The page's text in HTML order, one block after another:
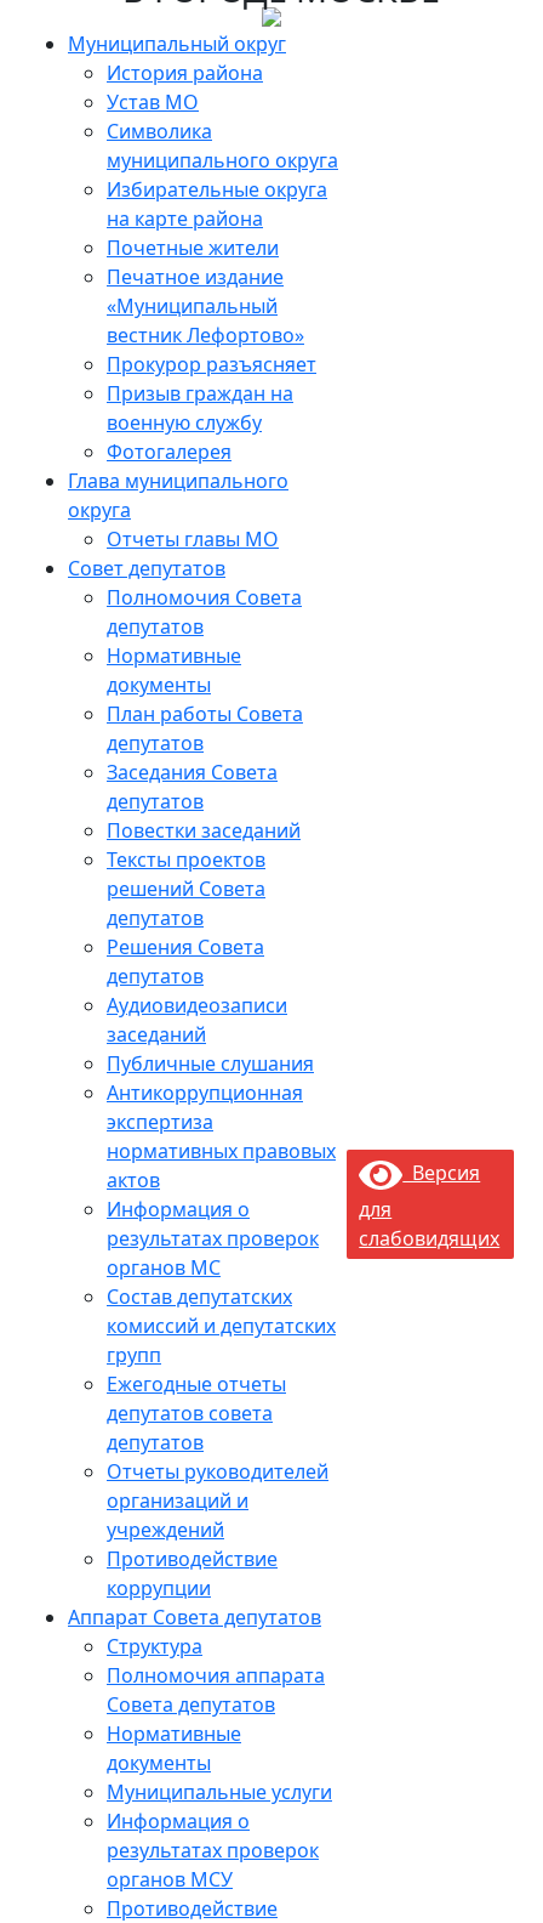
Муниципальный округ
История района
Устав МО
Символика
муниципального округа
Избирательные округа
на карте района
Почетные жители
Печатное издание
«Муниципальный
вестник Лефортово»
Прокурор разъясняет
Призыв граждан на
военную службу
Фотогалерея
Глава муниципального
округа
Отчеты главы МО
Совет депутатов
Полномочия Совета
депутатов
Нормативные
документы
План работы Совета
депутатов
Заседания Cовета
депутатов
Повестки заседаний
Тексты проектов
решений Совета
депутатов
Решения Совета
депутатов
Аудиовидеозаписи
заседаний
Публичные слушания
Антикоррупционная
экспертиза
нормативных правовых
актов
Информация о
результатах проверок
органов МС
Состав депутатских
комиссий и депутатских
групп
Ежегодные отчеты
депутатов совета
депутатов
Отчеты руководителей
организаций и
учреждений
Противодействие
коррупции
Аппарат Совета депутатов
Структура
Полномочия аппарата
Совета депутатов
Нормативные
документы
Муниципальные услуги
Информация о
результатах проверок
органов МСУ
Противодействие
Версия
для
слабовидящих